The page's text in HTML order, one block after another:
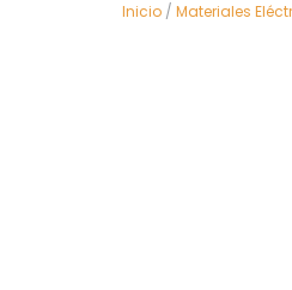
Inicio / Materiales